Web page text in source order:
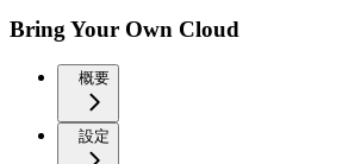
Bring Your Own Cloud
概要
設定